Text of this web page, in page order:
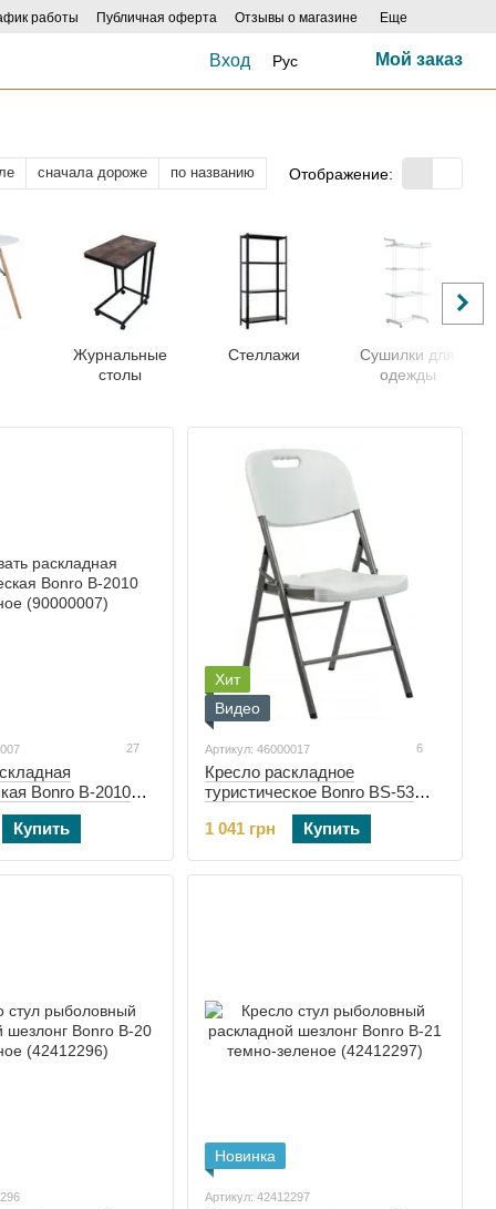
работы Публичная оферта Отзывы о магазине Еще
Вход Рус Мой заказ
сначала дороже по названию Отображение:
Журнальные
столы
Стеллажи
Сушилки для
одежды
27
Bonro B-2010
Купить
Хит
Видео
Артикул: 46000017 6
Кресло раскладное
туристическое Bonro BS-53
1 041 грн
Купить
Новинка
Артикул: 42412297